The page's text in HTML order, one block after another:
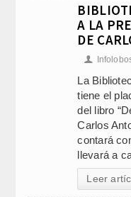
A LA
DE
👤
La
tiene el
del libro
Carlos
contará
llevará a
Leer